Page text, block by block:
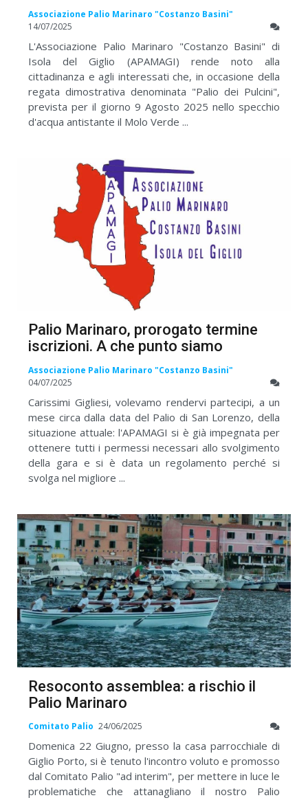
Associazione Palio Marinaro "Costanzo Basini"
14/07/2025
L'Associazione Palio Marinaro "Costanzo Basini" di
Isola del Giglio (APAMAGI) rende noto alla
cittadinanza e agli interessati che, in occasione della
regata dimostrativa denominata "Palio dei Pulcini",
prevista per il giorno 9 Agosto 2025 nello specchio
d'acqua antistante il Molo Verde ...
Palio Marinaro, prorogato termine
iscrizioni. A che punto siamo
Associazione Palio Marinaro "Costanzo Basini"
04/07/2025
Carissimi Gigliesi, volevamo rendervi partecipi, a un
mese circa dalla data del Palio di San Lorenzo, della
situazione attuale: l'APAMAGI si è già impegnata per
ottenere tutti i permessi necessari allo svolgimento
della gara e si è data un regolamento perché si
svolga nel migliore ...
Resoconto assemblea: a rischio il
Palio Marinaro
Comitato Palio 24/06/2025
Domenica 22 Giugno, presso la casa parrocchiale di
Giglio Porto, si è tenuto l'incontro voluto e promosso
dal Comitato Palio "ad interim", per mettere in luce le
problematiche che attanagliano il nostro Palio